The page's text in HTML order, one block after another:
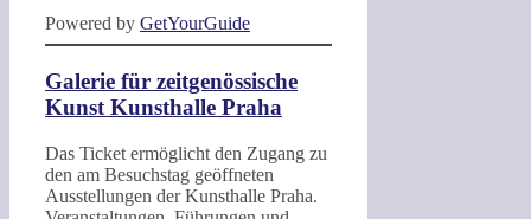
Powered by GetYourGuide
Galerie für zeitgenössische
Kunst Kunsthalle Praha
Das Ticket ermöglicht den Zugang zu
den am Besuchstag geöffneten
Ausstellungen der Kunsthalle Praha.